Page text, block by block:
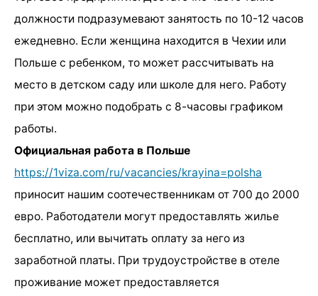
должности подразумевают занятость по 10-12 часов
ежедневно. Если женщина находится в Чехии или
Польше с ребенком, то может рассчитывать на
место в детском саду или школе для него. Работу
при этом можно подобрать с 8-часовы графиком
работы.
Официальная работа в Польше
https://1viza.com/ru/vacancies/krayina=polsha
приносит нашим соотечественникам от 700 до 2000
евро. Работодатели могут предоставлять жилье
бесплатно, или вычитать оплату за него из
заработной платы. При трудоустройстве в отеле
проживание может предоставляется